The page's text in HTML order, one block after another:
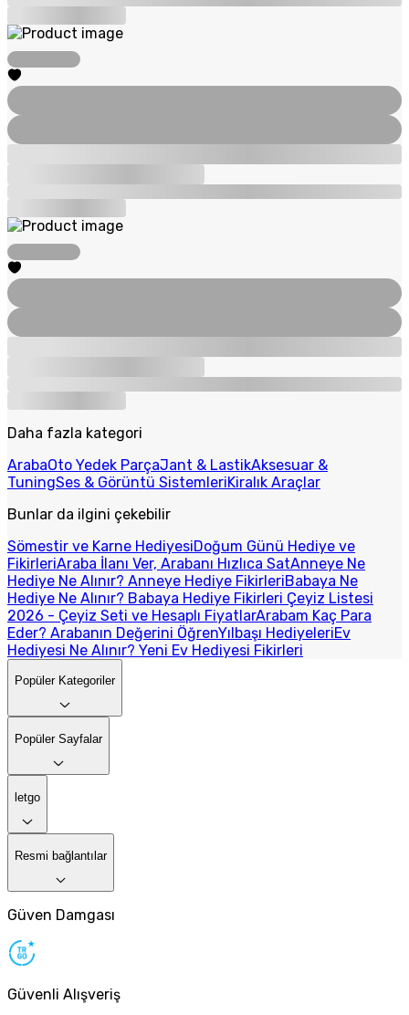
Daha fazla kategori
ArabaOto Yedek ParçaJant & LastikAksesuar &
TuningSes & Görüntü SistemleriKiralık Araçlar
Bunlar da ilgini çekebilir
Sömestir ve Karne HediyesiDoğum Günü Hediye ve
FikirleriAraba İlanı Ver, Arabanı Hızlıca SatAnneye Ne
Hediye Ne Alınır? Anneye Hediye FikirleriBabaya Ne
Hediye Ne Alınır? Babaya Hediye Fikirleri Çeyiz Listesi
2026 - Çeyiz Seti ve Hesaplı FiyatlarArabam Kaç Para
Eder? Arabanın Değerini ÖğrenYılbaşı HediyeleriEv
Hediyesi Ne Alınır? Yeni Ev Hediyesi Fikirleri
Popüler Kategoriler
Popüler Sayfalar
letgo
Resmi bağlantılar
Güven Damgası
Güvenli Alışveriş